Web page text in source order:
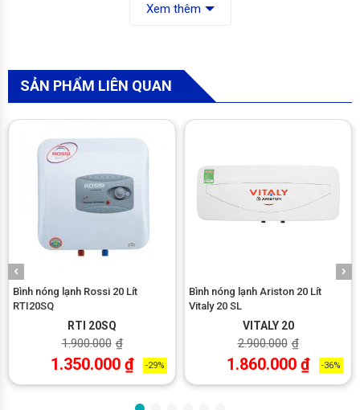
Bình chứa được sản xuất trên dây chuyền tự động hoàn toàn.
Lớp men Titan đặc biệt được phủ kín bề mặt ruột bình bằng
công nghệ tĩnh điện tiên tiến nhất hiện nay, sau đó được nung
nóng ở nhiệt độ 850 độ C làm cho bề mặt ruột bình thành một
mặt phẳng thống nhất, chống rò rỉ điện và nâng cao chất
Xem thêm
SẢN PHẨM LIÊN QUAN
Bình nóng lạnh Rossi 20 Lít
RTI20SQ
RTI 20SQ
1.900.000 ₫
1.350.000 ₫ -29%
Bình nóng lạnh Ariston 20 Lít
Vitaly 20 SL
VITALY 20
2.900.000 ₫
1.860.000 ₫ -36%